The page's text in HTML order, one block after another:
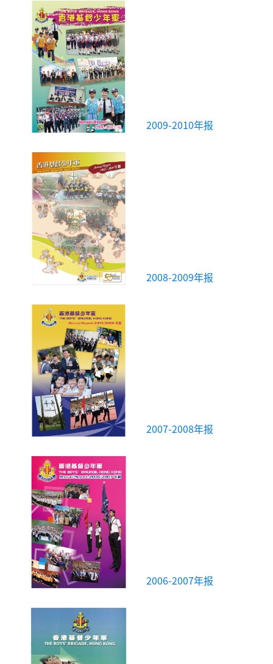
2009-2010年报
2008-2009年报
2007-2008年报
2006-2007年报